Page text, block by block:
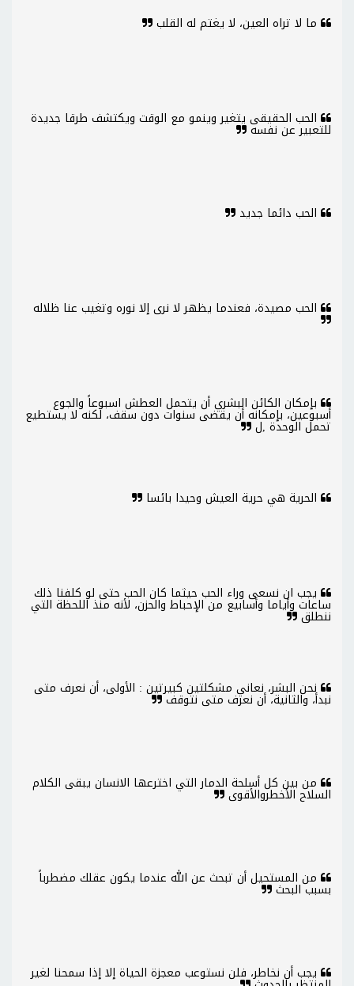
ما لا تراه العين، لا يغتم له القلب
الحب الحقيقى يتغير وينمو مع الوقت ويكتشف طرقا جديدة
للتعبير عن نفسه
الحب دائما جديد
الحب مصيدة، فعندما يظهر لا نرى إلا نوره وتغيب عنا ظلاله
بإمكان الكائن البشري أن يتحمل العطش اسبوعاً والجوع
أسبوعين، بإمكانه أن يقضى سنوات دون سقف، لكنه لا يستطيع
تحمل الوحدة ,ل
الحرية هي حرية العيش وحيدا بائسا
يجب ان نسعى وراء الحب حيثما كان الحب حتى لو كلفنا ذلك
ساعات وأياما وأسابيع من الإحباط والحزن، لأنه منذ اللحظة التي
ننطلق
نحن البشر، نعاني مشكلتين كبيرتين : الأولى، أن نعرف متى
نبدأ، والثانية، أن نعرف متى نتوقف
من بين كل أسلحة الدمار التي اخترعها الانسان يبقى الكلام
السلاح الأخطروالأقوى
من المستحيل أن تبحث عن الله عندما يكون عقلك مضطرباً
بسبب البحث
يجب أن نخاطر، فلن نستوعب معجزة الحياة إلا إذا سمحنا لغير